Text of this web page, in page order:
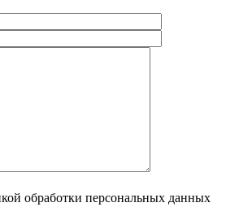
обработки персональных данных